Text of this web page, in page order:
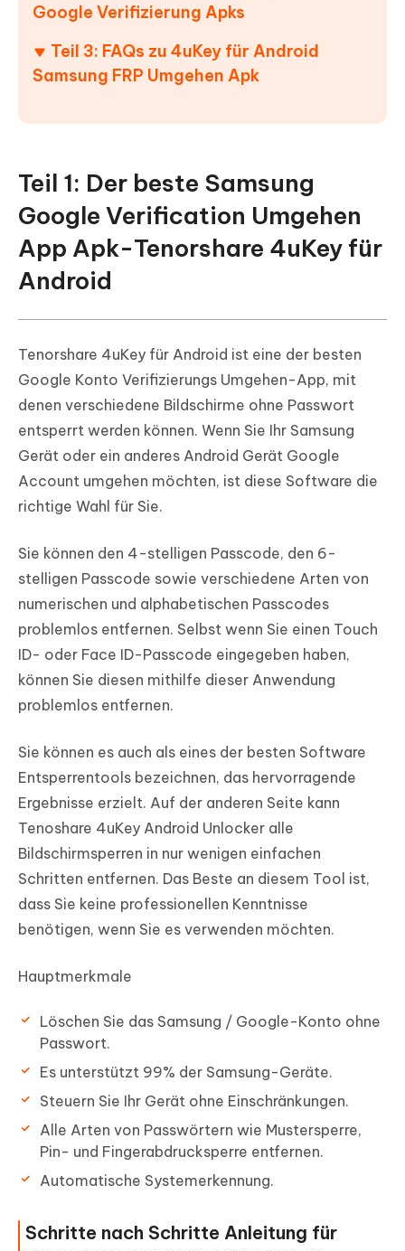
Google Verifizierung Apks
Teil 3: FAQs zu 4uKey für Android
Samsung FRP Umgehen Apk
Teil 1: Der beste Samsung
Google Verification Umgehen
App Apk-Tenorshare 4uKey für
Android
Tenorshare 4uKey für Android ist eine der besten
Google Konto Verifizierungs Umgehen-App, mit
denen verschiedene Bildschirme ohne Passwort
entsperrt werden können. Wenn Sie Ihr Samsung
Gerät oder ein anderes Android Gerät Google
Account umgehen möchten, ist diese Software die
richtige Wahl für Sie.
Sie können den 4-stelligen Passcode, den 6-
stelligen Passcode sowie verschiedene Arten von
numerischen und alphabetischen Passcodes
problemlos entfernen. Selbst wenn Sie einen Touch
ID- oder Face ID-Passcode eingegeben haben,
können Sie diesen mithilfe dieser Anwendung
problemlos entfernen.
Sie können es auch als eines der besten Software
Entsperrentools bezeichnen, das hervorragende
Ergebnisse erzielt. Auf der anderen Seite kann
Tenoshare 4uKey Android Unlocker alle
Bildschirmsperren in nur wenigen einfachen
Schritten entfernen. Das Beste an diesem Tool ist,
dass Sie keine professionellen Kenntnisse
benötigen, wenn Sie es verwenden möchten.
Hauptmerkmale
Löschen Sie das Samsung / Google-Konto ohne
Passwort.
Es unterstützt 99% der Samsung-Geräte.
Steuern Sie Ihr Gerät ohne Einschränkungen.
Alle Arten von Passwörtern wie Mustersperre,
Pin- und Fingerabdrucksperre entfernen.
Automatische Systemerkennung.
Schritte nach Schritte Anleitung für